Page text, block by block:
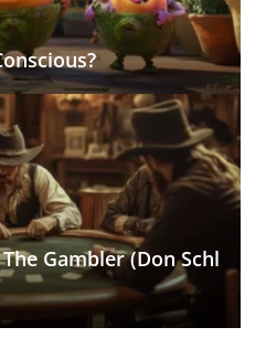
Gambler (Don Schl